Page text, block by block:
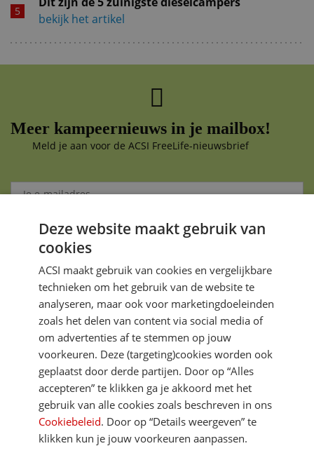
bekijk het artikel
Meer kampeernieuws in je mailbox!
Meld je aan voor de ACSI FreeLife-nieuwsbrief
Aanmelden
Je gegevens zijn veilig en worden niet gedeeld met anderen
DIRECT NAAR
MEER ACSI FREELIFE
Deze website maakt gebruik van
cookies
ACSI maakt gebruik van cookies en vergelijkbare
technieken om het gebruik van de website te
analyseren, maar ook voor marketingdoeleinden
zoals het delen van content via social media of
om advertenties af te stemmen op jouw
voorkeuren. Deze (targeting)cookies worden ook
geplaatst door derde partijen. Door op “Alles
accepteren” te klikken ga je akkoord met het
gebruik van alle cookies zoals beschreven in ons
Cookiebeleid. Door op “Details weergeven” te
klikken kun je jouw voorkeuren aanpassen.